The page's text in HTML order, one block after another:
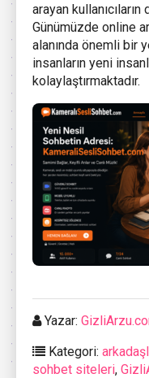
arayan
Günümüzde online
alanında önemli bir
insanların yeni
kolaylaştırmaktadır.
Yazar:
Kategori:
sohbet siteleri,